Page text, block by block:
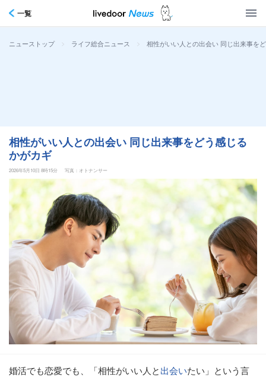
一覧
ニューストップ > ライフ総合ニュース > 相性がいい人との出会い 同じ出来事を
相性がいい人との出会い 同じ出来事をどう感じる
かがカギ
2026年5月10日 8時15分 写真：オトナンサー
婚活でも恋愛でも、「相性がいい人と出会いたい」という言